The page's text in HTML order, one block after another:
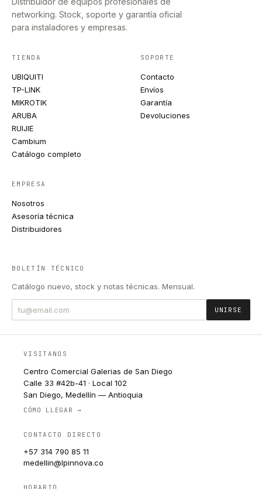
networking. Stock, soporte y garantía oficial
para instaladores y empresas.
TIENDA
UBIQUITI
TP-LINK
MIKROTIK
ARUBA
RUIJIE
Cambium
Catálogo completo
SOPORTE
Contacto
Envíos
Garantía
Devoluciones
EMPRESA
Nosotros
Asesoría técnica
Distribuidores
BOLETÍN TÉCNICO
Catálogo nuevo, stock y notas técnicas. Mensual.
UNIRSE
VISITANOS
Centro Comercial Galerias de San Diego
Calle 33 #42b-41 · Local 102
San Diego, Medellín — Antioquia
CÓMO LLEGAR →
CONTACTO DIRECTO
+57 314 790 85 11
medellin@lpinnova.co
HORARIO